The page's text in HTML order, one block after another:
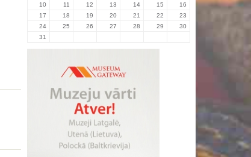
10
11 12 13 14 15
16
17
18 19 20 21 22
23
24
25 26 27 28 29
30
31